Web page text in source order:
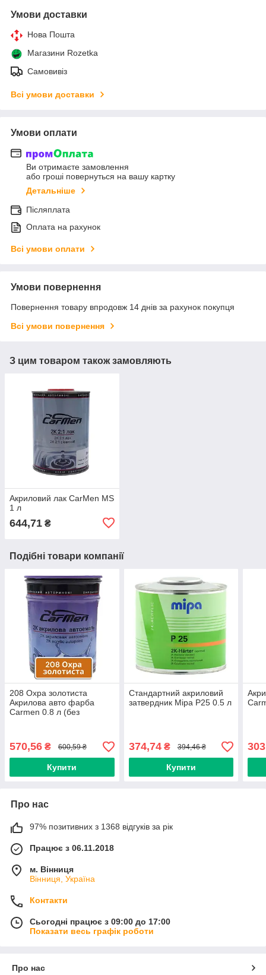
Умови доставки
Нова Пошта
Магазини Rozetka
Самовивіз
Всі умови доставки
Умови оплати
Ви отримаєте замовлення
або гроші повернуться на вашу картку
Детальніше
Післяплата
Оплата на рахунок
Всі умови оплати
Умови повернення
Повернення товару впродовж 14 днів за рахунок покупця
Всі умови повернення
З цим товаром також замовляють
Акриловий лак CarMen MS
1 л
644,71 ₴
Подібні товари компанії
208 Охра золотиста
Акрилова авто фарба
Carmen 0.8 л (без
570,56 ₴ 600,59 ₴
Купити
Стандартний акриловий
затвердник Mipa P25 0.5 л
374,74₴ 394,46 ₴
Купити
Про нас
97% позитивних з 1368 відгуків за рік
Працює з 06.11.2018
м. Вінниця
Вінниця, Україна
Контакти
Сьогодні працює з 09:00 до 17:00
Показати весь графік роботи
Про нас